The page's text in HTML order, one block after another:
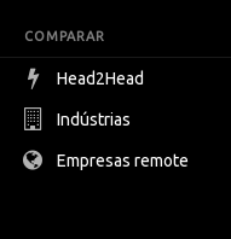
COMPARAR
Head2Head
Indústrias
Empresas remote